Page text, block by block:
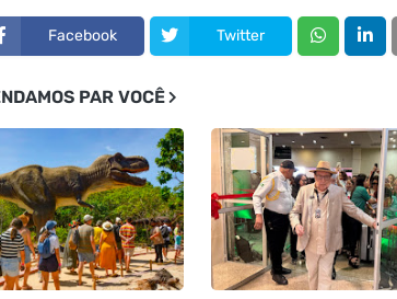
Facebook Twitter
PAR VOCÊ